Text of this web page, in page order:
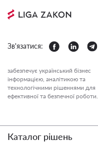
Зв'язатися:
забезпечує український бізнес
інформацією, аналітикою та
технологічними рішеннями для
ефективної та безпечної роботи.
Каталог рішень